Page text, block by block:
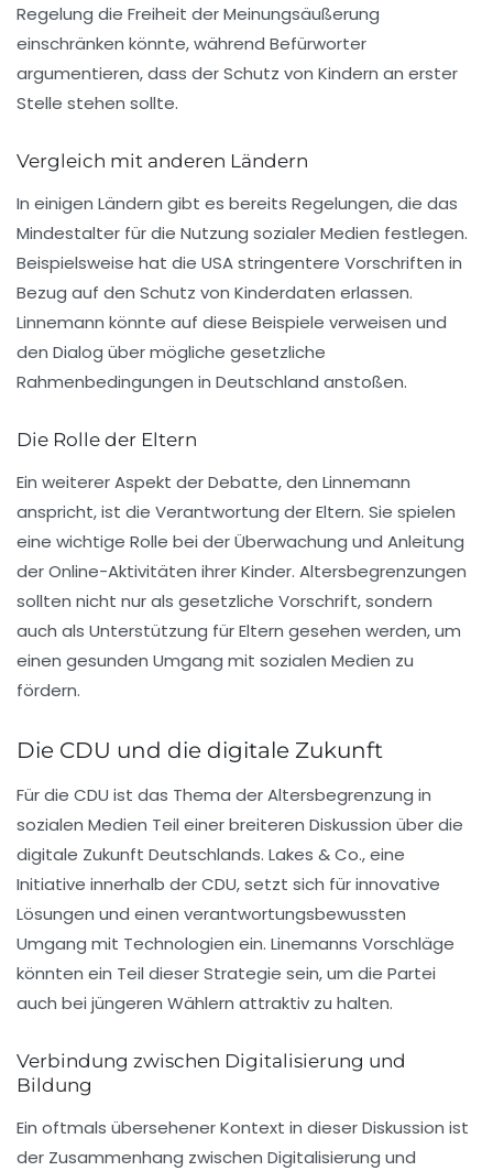
Regelung die Freiheit der Meinungsäußerung
einschränken könnte, während Befürworter
argumentieren, dass der Schutz von Kindern an erster
Stelle stehen sollte.
Vergleich mit anderen Ländern
In einigen Ländern gibt es bereits Regelungen, die das
Mindestalter für die Nutzung sozialer Medien festlegen.
Beispielsweise hat die USAstringentere Vorschriften in
Bezug auf den Schutz von Kinderdaten erlassen.
Linnemann könnte auf diese Beispiele verweisen und
den Dialog über mögliche gesetzliche
Rahmenbedingungen in Deutschland anstoßen.
Die Rolle der Eltern
Ein weiterer Aspekt der Debatte, den Linnemann
anspricht, ist die Verantwortung der Eltern. Sie spielen
eine wichtige Rolle bei der Überwachung und Anleitung
der Online-Aktivitäten ihrer Kinder. Altersbegrenzungen
sollten nicht nur als gesetzliche Vorschrift, sondern
auch als Unterstützung für Eltern gesehen werden, um
einen gesunden Umgang mit sozialen Medien zu
fördern.
Die CDU und die digitale Zukunft
Für die CDU ist das Thema der Altersbegrenzung in
sozialen Medien Teil einer breiteren Diskussion über die
digitale Zukunft Deutschlands. Lakes & Co., eine
Initiative innerhalb der CDU, setzt sich für innovative
Lösungen und einen verantwortungsbewussten
Umgang mit Technologien ein. Linemanns Vorschläge
könnten ein Teil dieser Strategie sein, um die Partei
auch bei jüngeren Wählern attraktiv zu halten.
Verbindung zwischen Digitalisierung und
Bildung
Ein oftmals übersehener Kontext in dieser Diskussion ist
der Zusammenhang zwischen Digitalisierung und